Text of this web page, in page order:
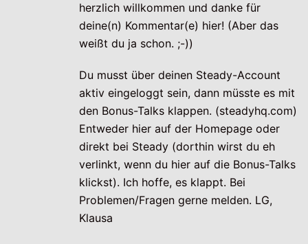
herzlich willkommen und danke für
deine(n) Kommentar(e) hier! (Aber das
weißt du ja schon. ;-))
Du musst über deinen Steady-Account
aktiv eingeloggt sein, dann müsste es mit
den Bonus-Talks klappen. (steadyhq.com)
Entweder hier auf der Homepage oder
direkt bei Steady (dorthin wirst du eh
verlinkt, wenn du hier auf die Bonus-Talks
klickst). Ich hoffe, es klappt. Bei
Problemen/Fragen gerne melden. LG,
Klausa